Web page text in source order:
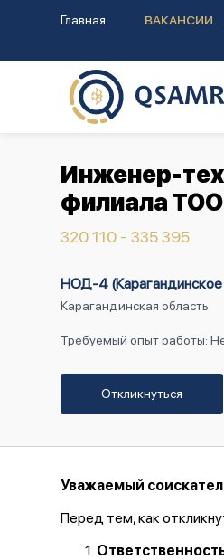
Главная ВАКАНСИИ
Инженер-
филиала
320 110 - 335 395
НОД-4
Карагандинская область
Требуемый опыт работы:
Откликнуться
Уважаемый
Перед тем, как